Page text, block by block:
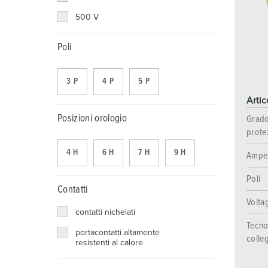
Fiere e centri espositivi
500 V
Poli
3 P 4 P 5 P
Posizioni orologio
4 H 6 H 7 H 9 H
Contatti
contatti nichelati
portacontatti altamente
resistenti al calore
Poli